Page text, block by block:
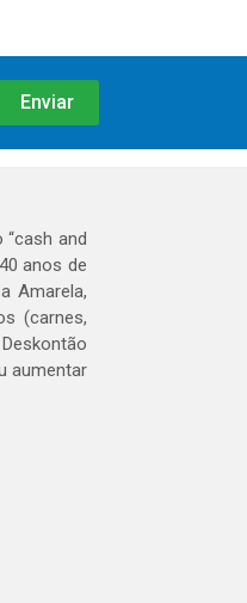
and
anos de
Amarela,
(carnes,
aumentar